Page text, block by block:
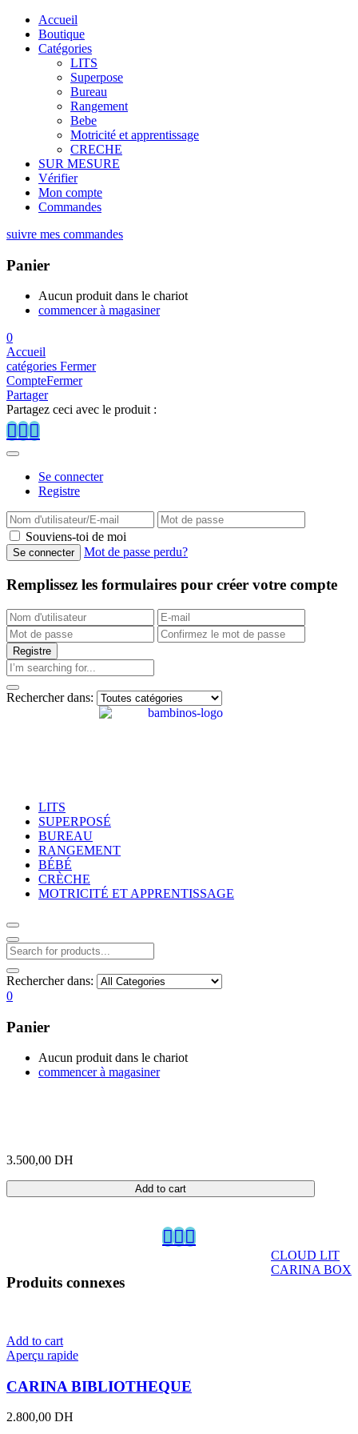
Accueil
Boutique
Catégories
LITS
Superpose
Bureau
Rangement
Bebe
Motricité et apprentissage
CRECHE
SUR MESURE
Vérifier
Mon compte
Commandes
suivre mes commandes
Panier
Aucun produit dans le chariot
commencer à magasiner
0
Accueil
catégories Fermer
CompteFermer
Partager
Partagez ceci avec le produit :
Se connecter
Registre
Souviens-toi de moi
Mot de passe perdu?
Remplissez les formulaires pour créer votre compte
Rechercher dans:
LITS
SUPERPOSÉ
BUREAU
RANGEMENT
BÉBÉ
CRÈCHE
MOTRICITÉ ET APPRENTISSAGE
Rechercher dans:
0
Panier
Aucun produit dans le chariot
commencer à magasiner
3.500,00 DH
Add to cart
CLOUD LIT
CARINA BOX
Produits connexes
Add to cart
Aperçu rapide
CARINA BIBLIOTHEQUE
2.800,00 DH